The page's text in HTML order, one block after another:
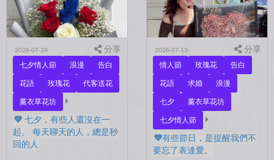
2026-07-24 分享
七夕情人節 浪漫
告白
花語
玫瑰花
代客送花
薰衣草花坊
💜 七夕，有些人還沒在一
起。 每天聊天的人，總是秒
回的人
2026-07-13 分享
情人節 玫瑰花
告白
花語
求婚
浪漫
七夕
薰衣草花坊
七夕情人節
💜有些節日，是提醒我們不
要忘了表達愛。